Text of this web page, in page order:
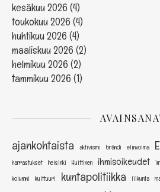
kesäkuu 2026 (4)
toukokuu 2026 (4)
huhtikuu 2026 (4)
maaliskuu 2026 (2)
helmikuu 2026 (2)
tammikuu 2026 (1)
ajankohtaista aktivismi brändi elinvoima
harrastukset
helsinki Huittinen ihmisoikeudet
kolumni
kulttuuri kuntapolitiikka liikunta